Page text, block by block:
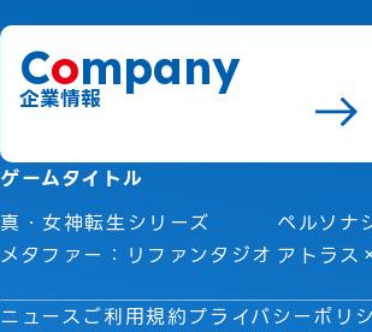
ゲームタイトル
真・女神転生シリーズ
ペルソナ
メタファー：リファンタジオ アトラス
ニュースご利用規約プライバシーポリ
Company
企業情報